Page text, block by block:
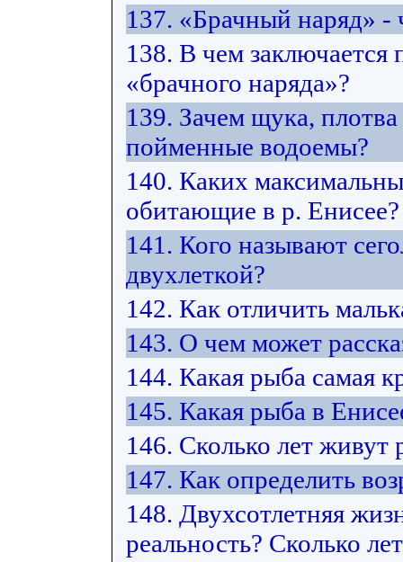
137. «Брачный наряд» -
138. В чем заключается
«брачного наряда»?
139. Зачем щука,
пойменные водоемы?
140. Каких
обитающие в р. Енисее?
141. Кого называют
двухлеткой?
142. Как отличить
143. О чем может
144. Какая рыба самая
145. Какая рыба в
146. Сколько лет живут
147. Как определить
148. Двухсотлетняя
реальность? Сколько